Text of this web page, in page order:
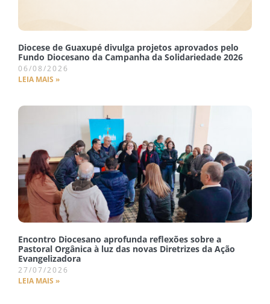
Diocese de Guaxupé divulga projetos aprovados pelo
Fundo Diocesano da Campanha da Solidariedade 2026
06/08/2026
LEIA MAIS »
Encontro Diocesano aprofunda reflexões sobre a
Pastoral Orgânica à luz das novas Diretrizes da Ação
Evangelizadora
27/07/2026
LEIA MAIS »